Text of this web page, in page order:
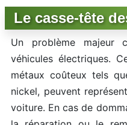
Le casse-tête
Un problème majeur
véhicules électriques.
métaux coûteux tels
nickel, peuvent
voiture. En cas de